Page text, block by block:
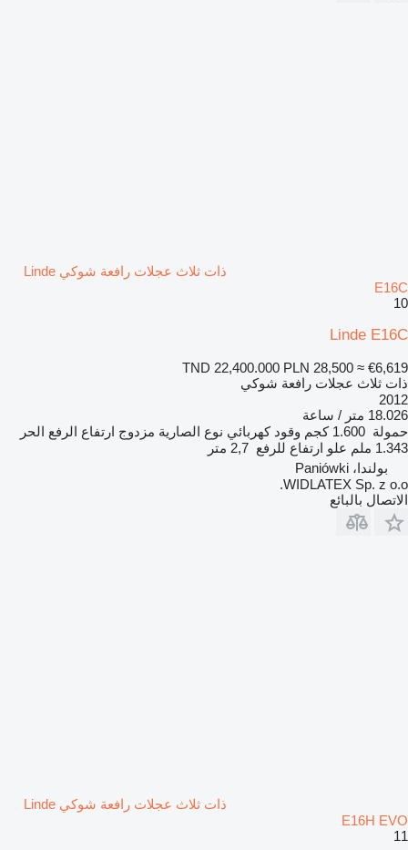
ذات ثلاث عجلات رافعة شوكي Linde
E16C
10
Linde E16C
TND 22,400.000 PLN 28,500 ≈ €6,619
ذات ثلاث عجلات رافعة شوكي
2012
18.026 متر / ساعة
حمولة 1.600 كجم وقود كهربائي نوع الصارية مزدوج ارتفاع الرفع الحر
1.343 ملم
علو ارتفاع للرفع 2,7 متر
بولندا، Paniówki
WIDLATEX Sp. z o.o.
الاتصال بالبائع
ذات ثلاث عجلات رافعة شوكي Linde
E16H EVO
11